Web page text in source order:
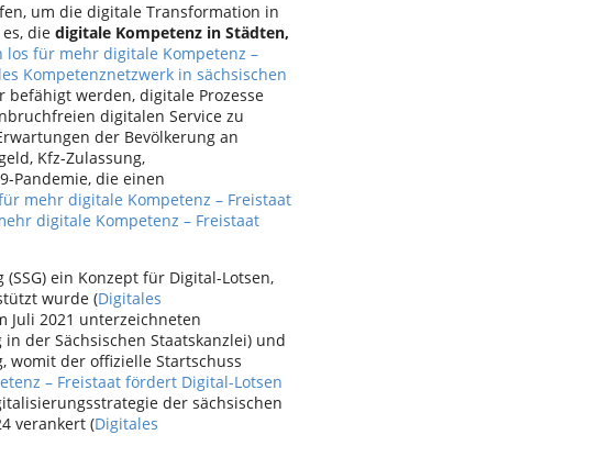
um die digitale Transformation in
die digitale Kompetenz in Städten,
los für mehr digitale Kompetenz –
Kompetenznetzwerk in sächsischen
werden, digitale Prozesse
digitalen Service zu
der Bevölkerung an
Kfz-Zulassung,
Pandemie, die einen
mehr digitale Kompetenz – Freistaat
digitale Kompetenz – Freistaat
ein Konzept für Digital-Lotsen,
wurde (Digitales
Juli 2021 unterzeichneten
der Sächsischen Staatskanzlei) und
womit der offizielle Startschuss
– Freistaat fördert Digital-Lotsen
der sächsischen
verankert (Digitales